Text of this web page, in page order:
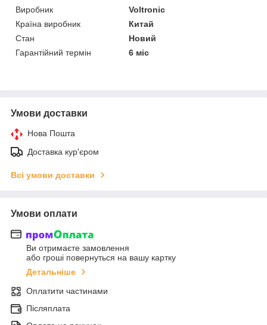
Виробник
Voltronic
Країна виробник
Китай
Стан
Новий
Гарантійний термін
6 міс
Умови доставки
Нова Пошта
Доставка кур'єром
Всі умови доставки
Умови оплати
Ви отримаєте замовлення
або гроші повернуться на вашу картку
Детальніше
Оплатити частинами
Післяплата